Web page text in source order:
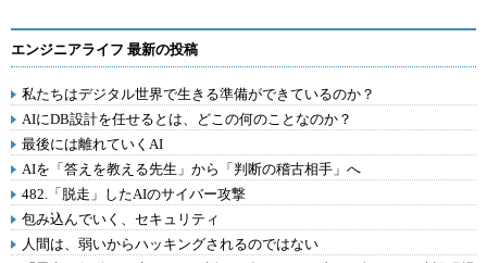
エンジニアライフ 最新の投稿
私たちはデジタル世界で生きる準備ができているのか？
AIにDB設計を任せるとは、どこの何のことなのか？
最後には離れていくAI
AIを「答えを教える先生」から「判断の稽古相手」へ
482.「脱走」したAIのサイバー攻撃
包み込んでいく、セキュリティ
人間は、弱いからハッキングされるのではない